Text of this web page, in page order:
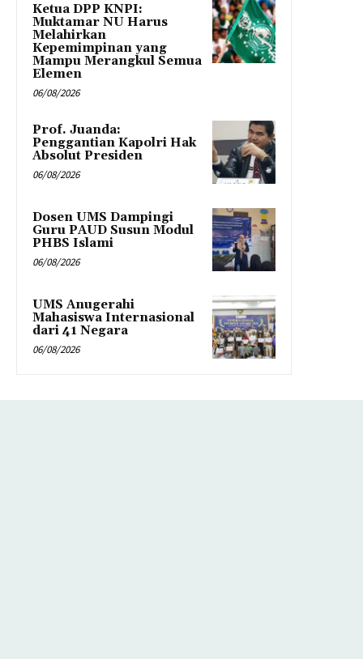
Ketua DPP KNPI:
Muktamar NU Harus
Melahirkan
Kepemimpinan yang
Mampu Merangkul Semua
Elemen
06/08/2026
Prof. Juanda:
Penggantian Kapolri Hak
Absolut Presiden
06/08/2026
Dosen UMS Dampingi
Guru PAUD Susun Modul
PHBS Islami
06/08/2026
UMS Anugerahi
Mahasiswa Internasional
dari 41 Negara
06/08/2026